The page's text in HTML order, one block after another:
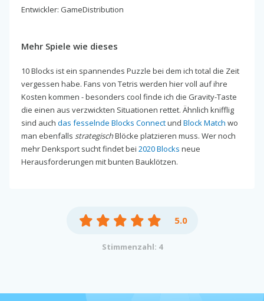
Entwickler: GameDistribution
Mehr Spiele wie dieses
10 Blocks ist ein spannendes Puzzle bei dem ich total die Zeit
vergessen habe. Fans von Tetris werden hier voll auf ihre
Kosten kommen - besonders cool finde ich die Gravity-Taste
die einen aus verzwickten Situationen rettet. Ähnlich knifflig
sind auch das fesselnde Blocks Connectund Block Match wo
man ebenfalls strategischBlöcke platzieren muss. Wer noch
mehr Denksport sucht findet bei 2020 Blocks neue
Herausforderungen mit bunten Bauklötzen.
5.0
Stimmenzahl: 4